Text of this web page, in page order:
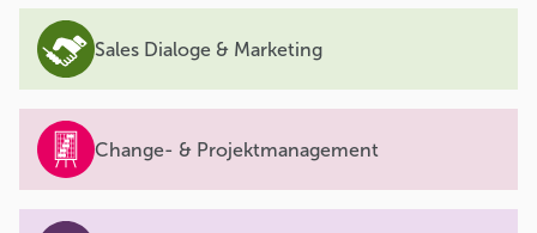
Sales Dialoge & Marketing
Change- & Projektmanagement